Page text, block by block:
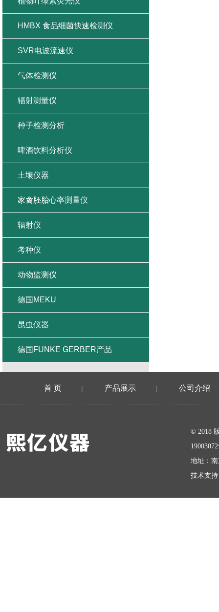
HMBX 食品细菌快速检测仪
SVR电波流速仪
气体检测仪
辐射测量仪
种子检测分析
啤酒饮料分析仪
土壤仪器
家禽胚胎心率测量仪
辐射仪
考种仪
动物监测仪
德国MEKU
昆虫仪器
德国FUNKE GERBER产品
首 页 | 产品展示 | 公司介绍
© 2018
地址：
技术支